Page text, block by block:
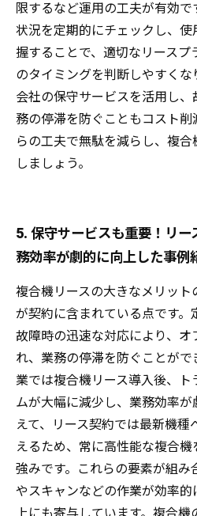
限するなど運用の工夫が有効
状況を定期的にチェックし、
握することで、適切なリース
のタイミングを判断しやすくな
会社の保守サービスを活用し
務の停滞を防ぐこともコスト
らの工夫で無駄を減らし、複
しましょう。
5. 保守サービスも重要！リ
務効率が劇的に向上した事例
複合機リースの大きなメリッ
が契約に含まれている点です。
故障時の迅速な対応により、オ
れ、業務の停滞を防ぐことが
業では複合機リース導入後、ト
ムが大幅に減少し、業務効率
えて、リース契約では最新機種
えるため、常に高性能な複合
強みです。これらの要素が組み
やスキャンなどの作業が効率